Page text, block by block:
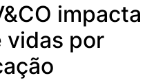
impacta
vidas por